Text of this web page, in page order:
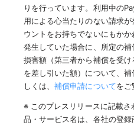
りを行っています。利用中の
用による心当たりのない請求
ウントをお持ちでないにもか
発生していた場合に、所定の補
損害額（第三者から補償を受
を差し引いた額）について、
しくは、補償申請についてをご
※ このプレスリリースに記載
品・サービス名は、各社の登録